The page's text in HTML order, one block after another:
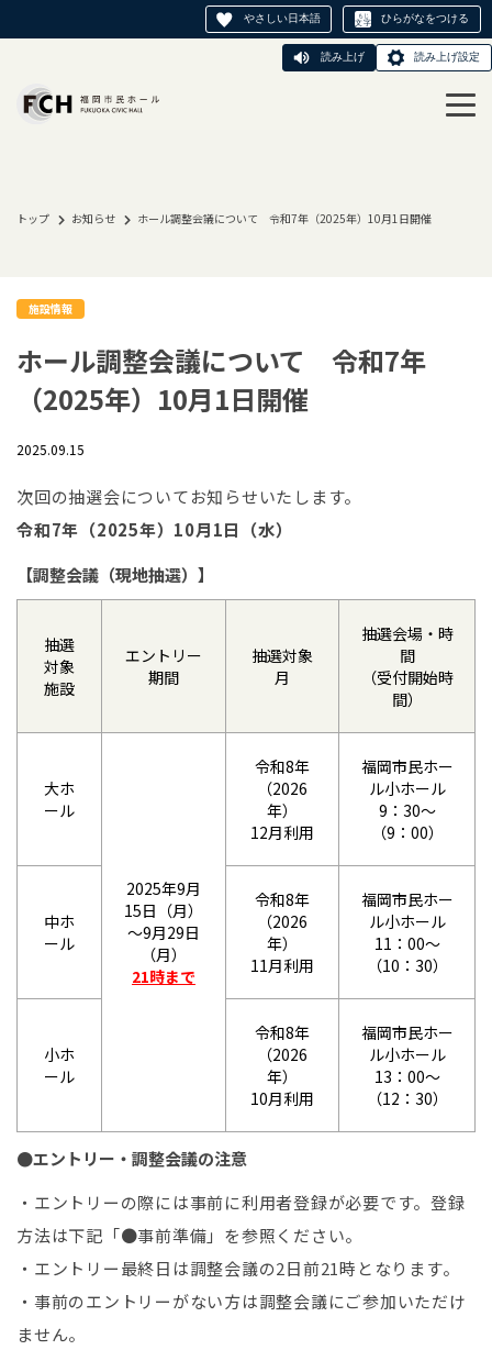
やさしい日本語 ひらがなをつける
読み上げ 読み上げ設定
トップ お知らせ ホール調整会議について 令和7年（2025年）10月1日開催
施設情報
ホール調整会議について 令和7年
（2025年）10月1日開催
2025.09.15
次回の抽選会についてお知らせいたします。
令和7年（2025年）10月1日（水）
【調整会議（現地抽選）】
抽選
対象
施設
エントリー
期間
抽選対象
月
抽選会場・時
間
（受付開始時
間）
大ホ
ール
2025年9月
15日（月）
～9月29日
（月）
21時まで
令和8年
（2026
年）
12月利用
福岡市民ホー
ル小ホール
9：30～
（9：00）
中ホ
ール
令和8年
（2026
年）
11月利用
福岡市民ホー
ル小ホール
11：00～
（10：30）
小ホ
ール
令和8年
（2026
年）
10月利用
福岡市民ホー
ル小ホール
13：00～
（12：30）
●エントリー・調整会議の注意
・エントリーの際には事前に利用者登録が必要です。登録
方法は下記「●事前準備」を参照ください。
・エントリー最終日は調整会議の2日前21時となります。
・事前のエントリーがない方は調整会議にご参加いただけ
ません。